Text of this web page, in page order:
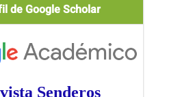
de Google Scholar